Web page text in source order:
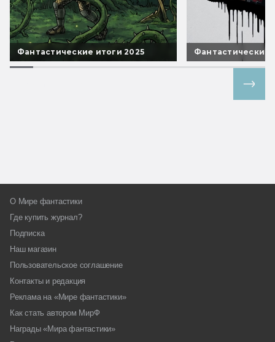
Фантастические итоги 2025 Фантастические
О Мире фантастики
Где купить журнал?
Подписка
Наш магазин
Пользовательское соглашение
Контакты и редакция
Реклама на «Мире фантастики»
Как стать автором МирФ
Награды «Мира фантастики»